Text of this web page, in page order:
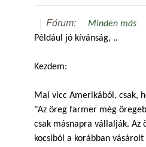
Fórum:
Minden más
Például jó kívánság, ..
Kezdem:
Mai vicc Amerikából, csak,
"Az öreg farmer még
csak másnapra vállalják. Az
kocsiból a korábban